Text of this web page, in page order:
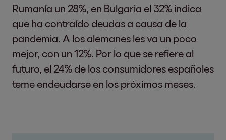
Rumanía un 28%, en Bulgaria el 32% indica
que ha contraído deudas a causa de la
pandemia. A los alemanes les va un poco
mejor, con un 12%. Por lo que se refiere al
futuro, el 24% de los consumidores españoles
teme endeudarse en los próximos meses.